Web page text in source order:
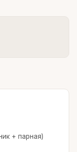
+ парная)